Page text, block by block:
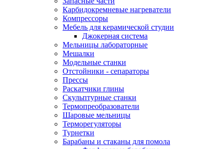
Карбидокремневые нагреватели
Компрессоры
Мебель для керамической студии
Джокерная система
Мельницы лабораторные
Мешалки
Модельные станки
Отстойники - сепараторы
Прессы
Раскатчики глины
Скульптурные станки
Термопреобразователи
Шаровые мельницы
Терморегуляторы
Турнетки
Барабаны и стаканы для помола